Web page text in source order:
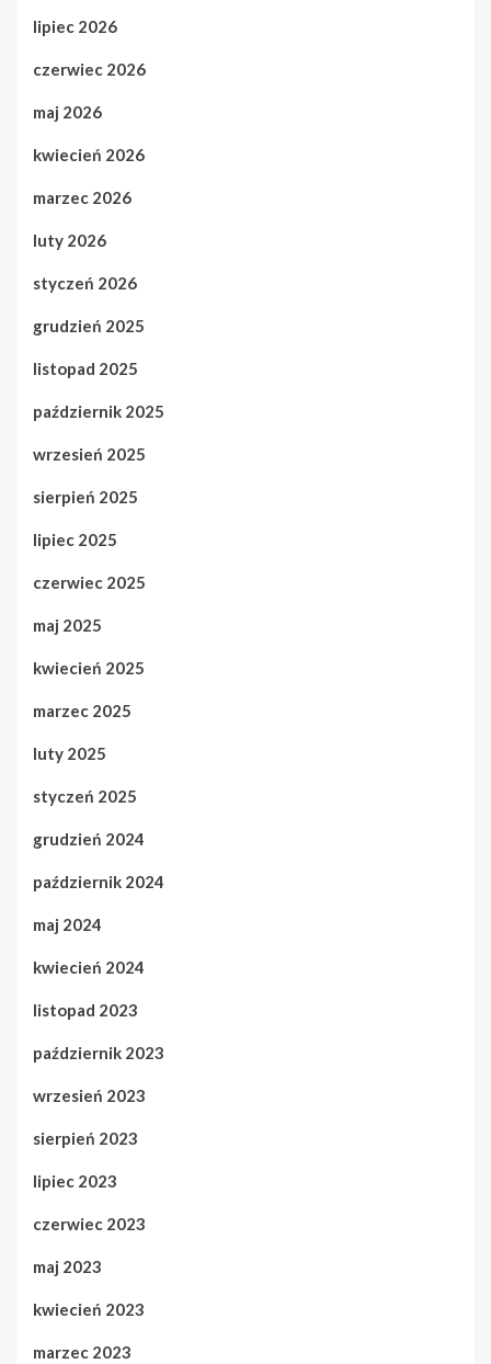
lipiec 2026
czerwiec 2026
maj 2026
kwiecień 2026
marzec 2026
luty 2026
styczeń 2026
grudzień 2025
listopad 2025
październik 2025
wrzesień 2025
sierpień 2025
lipiec 2025
czerwiec 2025
maj 2025
kwiecień 2025
marzec 2025
luty 2025
styczeń 2025
grudzień 2024
październik 2024
maj 2024
kwiecień 2024
listopad 2023
październik 2023
wrzesień 2023
sierpień 2023
lipiec 2023
czerwiec 2023
maj 2023
kwiecień 2023
marzec 2023